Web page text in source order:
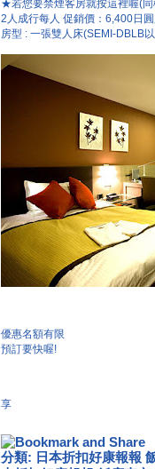
★若您要禁煙客房就按這裡喔(
2人成行每人 促銷價：6,400日
房型 : 一張雙人床(SEMI-DBLB
優惠名額有限
預訂要快喔!
享
分類: 日本折扣好康報報